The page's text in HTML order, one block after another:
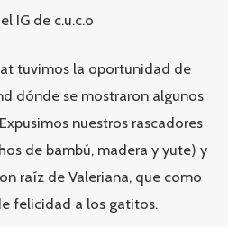
IG de c.u.c.o
tuvimos la oportunidad de
dónde se mostraron algunos
nuestros rascadores
de bambú, madera y yute) y
raíz de Valeriana, que como
felicidad a los gatitos.